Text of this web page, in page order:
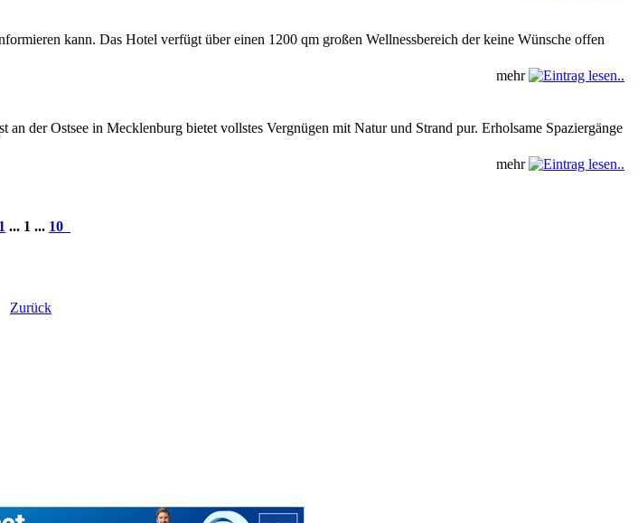
kann. Das Hotel verfügt über einen 1200 qm großen Wellnessbereich der keine Wünsche offen
mehr
der Ostsee in Mecklenburg bietet vollstes Vergnügen mit Natur und Strand pur. Erholsame Spaziergänge
mehr
... 1 ... 10
Zurück